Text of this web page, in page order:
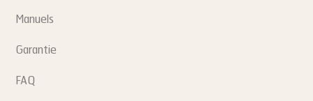
Manuels
Garantie
FAQ